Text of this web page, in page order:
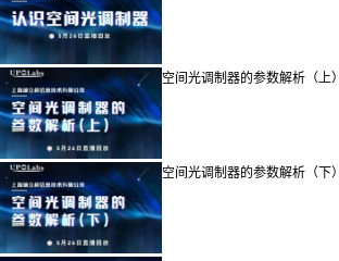
空间光调制器的参数解析（上）
空间光调制器的参数解析（下）